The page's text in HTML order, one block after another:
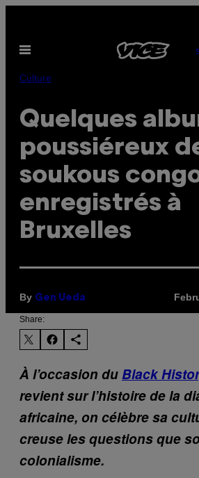
content
Open
Culture
Quelques
poussiéreux
soukous
enregistrés à
Bruxelles
By Gen Ueda
Share:
À l’occasion du Black
revient sur l’histoire de la
africaine, on célèbre sa
creuse les questions que
colonialisme.